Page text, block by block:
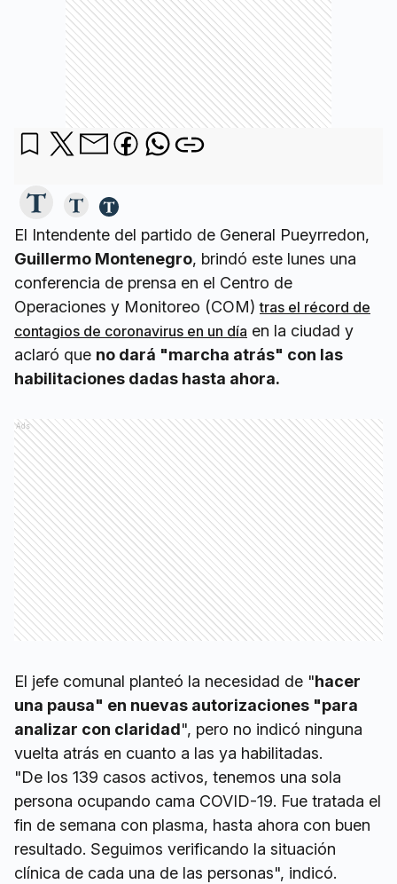
El Intendente del partido de General Pueyrredon,
Guillermo Montenegro, brindó este lunes una
conferencia de prensa en el Centro de
Operaciones y Monitoreo (COM)tras el récord de
contagios de coronavirus en un día en la ciudad y
aclaró que no dará "marcha atrás" con las
habilitaciones dadas hasta ahora.
Ads
El jefe comunal planteó la necesidad de "hacer
una pausa" en nuevas autorizaciones "para
analizar con claridad", pero no indicó ninguna
vuelta atrás en cuanto a las ya habilitadas.
"De los 139 casos activos, tenemos una sola
persona ocupando cama COVID-19. Fue tratada el
fin de semana con plasma, hasta ahora con buen
resultado. Seguimos verificando la situación
clínica de cada una de las personas", indicó.